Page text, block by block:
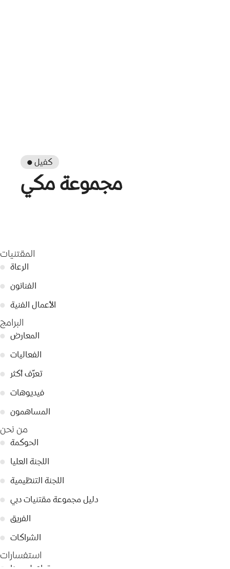
● كفيل
مجموعة مكي
المقتنيات
● الرعاة
● الفنانون
● الأعمال الفنية
البرامج
● المعارض
● الفعاليات
●
تعرّف أكثر
● فيديوهات
● المساهمون
من نحن
● الحوكمة
● اللجنة العليا
● اللجنة التنظيمية
● دليل مجموعة مقتنيات دبي
● الفريق
● الشراكات
استفسارات